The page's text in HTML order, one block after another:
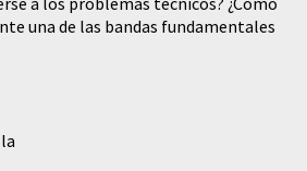
una de las bandas fundamentales